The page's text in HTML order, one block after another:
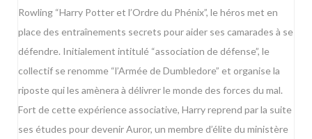
Rowling “Harry Potter et l’Ordre du Phénix”, le héros met en
place des entraînements secrets pour aider ses camarades à se
défendre. Initialement intitulé “association de défense”, le
collectif se renomme “l’Armée de Dumbledore” et organise la
riposte qui les amènera à délivrer le monde des forces du mal.
Fort de cette expérience associative, Harry reprend par la suite
ses études pour devenir Auror, un membre d’élite du ministère